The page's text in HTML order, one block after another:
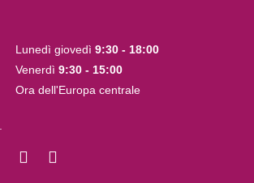
Lunedì giovedì 9:30 - 18:00
Venerdì 9:30 - 15:00
Ora dell'Europa centrale